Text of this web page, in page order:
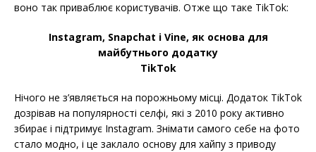
воно так приваблює користувачів. Отже що таке TikTok:
Instagram, Snapchat і Vine, як основа для
майбутнього додатку
TikTok
Нічого не з’являється на порожньому місці. Додаток TikTok
дозрівав на популярності селфі, які з 2010 року активно
збирає і підтримує Instagram. Знімати самого себе на фото
стало модно, і це заклало основу для хайпу з приводу